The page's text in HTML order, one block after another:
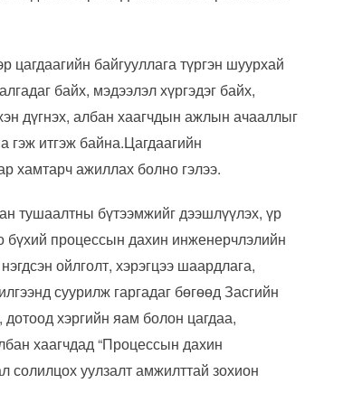
байгууллага түргэн шуурхай
байх, мэдээлэл хүргэдэг байх,
дүгнэх, албан хаагчдын ажлын ачааллыг
гэж итгэж байна.Цагдаагийн
хамтарч ажиллах болно гэлээ.
тушаалтны бүтээмжийг дээшлүүлэх, үр
бүхий процессын дахин инженерчлэлийн
ойлголт, хэрэгцээ шаардлага,
суурилж гаргадаг бөгөөд Засгийн
дотоод хэргийн яам болон цагдаа,
хаагчдад “Процессын дахин
солилцох уулзалт амжилттай зохион